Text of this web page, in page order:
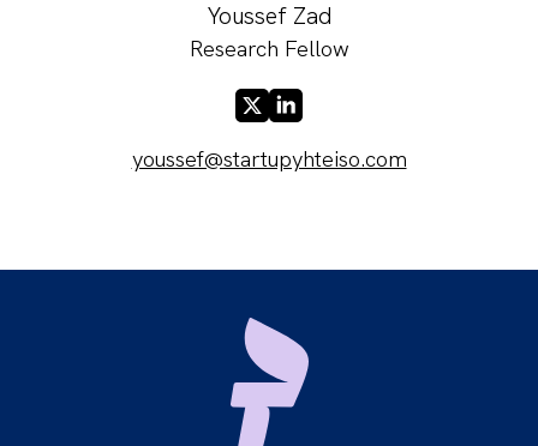
Youssef Zad
Research Fellow
X
LinkedIn
youssef@startupyhteiso.com